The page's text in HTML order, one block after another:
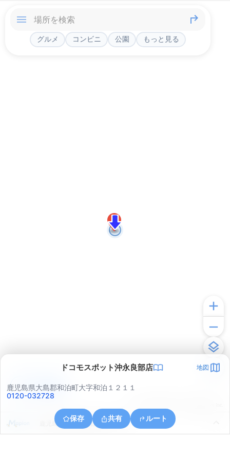
グルメ コンビニ 公園 もっと見る
ドコモスポット沖永良部店 地図
鹿児島県大島郡和泊町大字和泊１２１１
0120-032728
保存 共有 ルート
鹿児島県大島郡和泊町手々知名
アプリで見る